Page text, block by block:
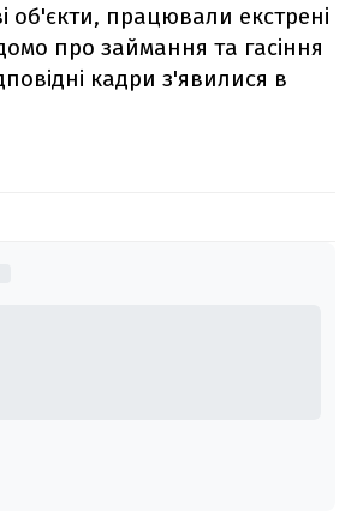
об'єкти, працювали екстрені
про займання та гасіння
кадри з'явилися в